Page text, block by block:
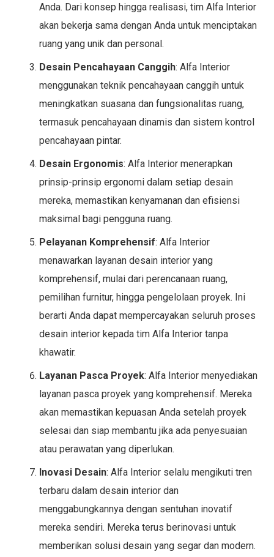
Anda. Dari konsep hingga realisasi, tim Alfa Interior
akan bekerja sama dengan Anda untuk menciptakan
ruang yang unik dan personal.
Desain Pencahayaan Canggih: Alfa Interior
menggunakan teknik pencahayaan canggih untuk
meningkatkan suasana dan fungsionalitas ruang,
termasuk pencahayaan dinamis dan sistem kontrol
pencahayaan pintar.
Desain Ergonomis: Alfa Interior menerapkan
prinsip-prinsip ergonomi dalam setiap desain
mereka, memastikan kenyamanan dan efisiensi
maksimal bagi pengguna ruang.
Pelayanan Komprehensif: Alfa Interior
menawarkan layanan desain interior yang
komprehensif, mulai dari perencanaan ruang,
pemilihan furnitur, hingga pengelolaan proyek. Ini
berarti Anda dapat mempercayakan seluruh proses
desain interior kepada tim Alfa Interior tanpa
khawatir.
Layanan Pasca Proyek: Alfa Interior menyediakan
layanan pasca proyek yang komprehensif. Mereka
akan memastikan kepuasan Anda setelah proyek
selesai dan siap membantu jika ada penyesuaian
atau perawatan yang diperlukan.
Inovasi Desain: Alfa Interior selalu mengikuti tren
terbaru dalam desain interior dan
menggabungkannya dengan sentuhan inovatif
mereka sendiri. Mereka terus berinovasi untuk
memberikan solusi desain yang segar dan modern.